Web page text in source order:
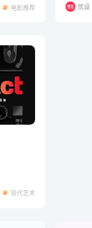
电影推荐 优设
现代艺术